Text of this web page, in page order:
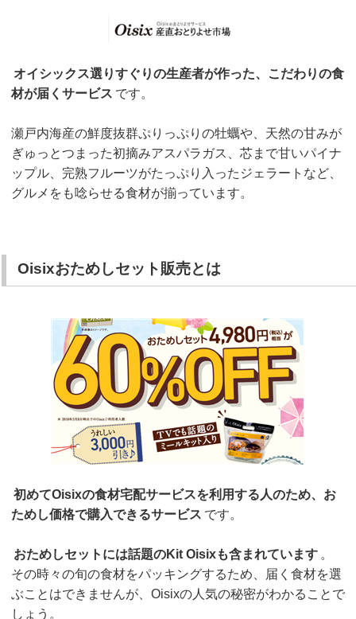
オイシックス選りすぐりの生産者が作った、こだわりの食
材が届くサービス です。
瀬戸内海産の鮮度抜群ぷりっぷりの牡蠣や、天然の甘みが
ぎゅっとつまった初摘みアスパラガス、芯まで甘いパイナ
ップル、完熟フルーツがたっぷり入ったジェラートなど、
グルメをも唸らせる食材が揃っています。
Oisixおためしセット販売とは
初めてOisixの食材宅配サービスを利用する人のため、お
ためし価格で購入できるサービス です。
おためしセットには話題のKit Oisixも含まれています 。
その時々の旬の食材をパッキングするため、届く食材を選
ぶことはできませんが、Oisixの人気の秘密がわかることで
しょう。